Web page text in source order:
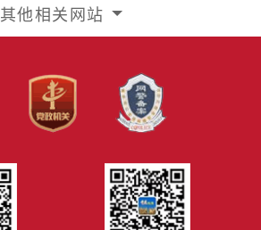
其他相关网站